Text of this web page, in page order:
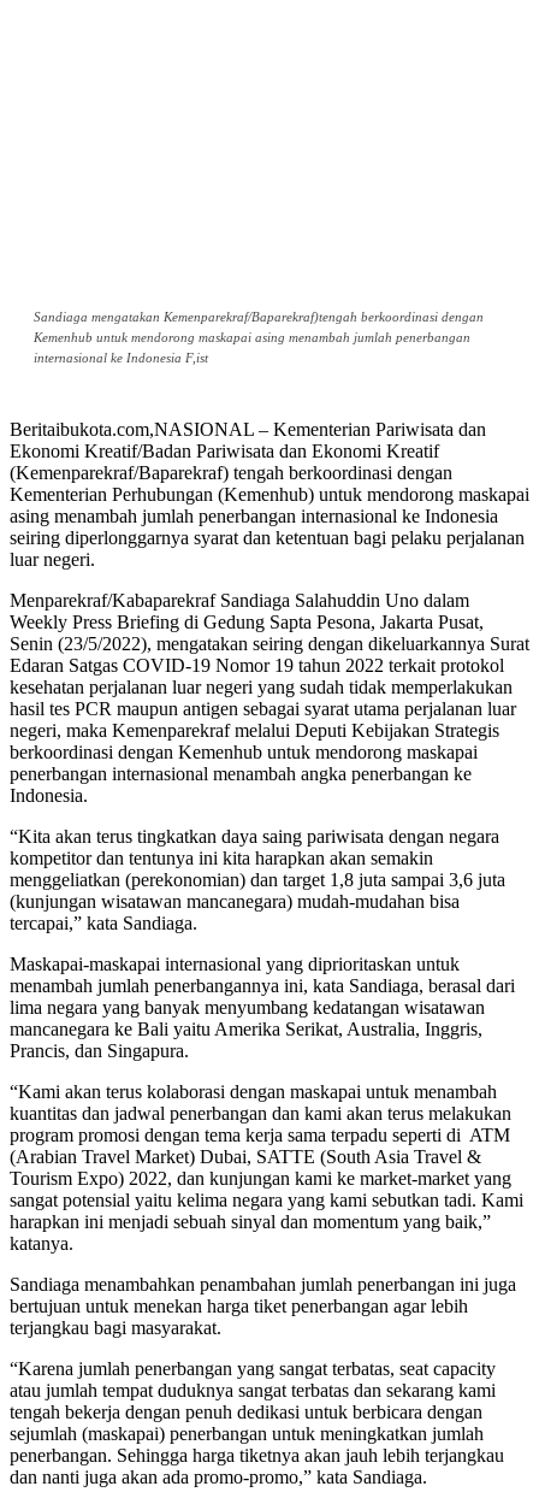
Sandiaga mengatakan Kemenparekraf/Baparekraf)tengah berkoordinasi dengan
Kemenhub untuk mendorong maskapai asing menambah jumlah penerbangan
internasional ke Indonesia F,ist
Beritaibukota.com,NASIONAL – Kementerian Pariwisata dan
Ekonomi Kreatif/Badan Pariwisata dan Ekonomi Kreatif
(Kemenparekraf/Baparekraf) tengah berkoordinasi dengan
Kementerian Perhubungan (Kemenhub) untuk mendorong maskapai
asing menambah jumlah penerbangan internasional ke Indonesia
seiring diperlonggarnya syarat dan ketentuan bagi pelaku perjalanan
luar negeri.
Menparekraf/Kabaparekraf Sandiaga Salahuddin Uno dalam
Weekly Press Briefing di Gedung Sapta Pesona, Jakarta Pusat,
Senin (23/5/2022), mengatakan seiring dengan dikeluarkannya Surat
Edaran Satgas COVID-19 Nomor 19 tahun 2022 terkait protokol
kesehatan perjalanan luar negeri yang sudah tidak memperlakukan
hasil tes PCR maupun antigen sebagai syarat utama perjalanan luar
negeri, maka Kemenparekraf melalui Deputi Kebijakan Strategis
berkoordinasi dengan Kemenhub untuk mendorong maskapai
penerbangan internasional menambah angka penerbangan ke
Indonesia.
“Kita akan terus tingkatkan daya saing pariwisata dengan negara
kompetitor dan tentunya ini kita harapkan akan semakin
menggeliatkan (perekonomian) dan target 1,8 juta sampai 3,6 juta
(kunjungan wisatawan mancanegara) mudah-mudahan bisa
tercapai,” kata Sandiaga.
Maskapai-maskapai internasional yang diprioritaskan untuk
menambah jumlah penerbangannya ini, kata Sandiaga, berasal dari
lima negara yang banyak menyumbang kedatangan wisatawan
mancanegara ke Bali yaitu Amerika Serikat, Australia, Inggris,
Prancis, dan Singapura.
“Kami akan terus kolaborasi dengan maskapai untuk menambah
kuantitas dan jadwal penerbangan dan kami akan terus melakukan
program promosi dengan tema kerja sama terpadu seperti di ATM
(Arabian Travel Market) Dubai, SATTE (South Asia Travel &
Tourism Expo) 2022, dan kunjungan kami ke market-market yang
sangat potensial yaitu kelima negara yang kami sebutkan tadi. Kami
harapkan ini menjadi sebuah sinyal dan momentum yang baik,”
katanya.
Sandiaga menambahkan penambahan jumlah penerbangan ini juga
bertujuan untuk menekan harga tiket penerbangan agar lebih
terjangkau bagi masyarakat.
“Karena jumlah penerbangan yang sangat terbatas, seat capacity
atau jumlah tempat duduknya sangat terbatas dan sekarang kami
tengah bekerja dengan penuh dedikasi untuk berbicara dengan
sejumlah (maskapai) penerbangan untuk meningkatkan jumlah
penerbangan. Sehingga harga tiketnya akan jauh lebih terjangkau
dan nanti juga akan ada promo-promo,” kata Sandiaga.